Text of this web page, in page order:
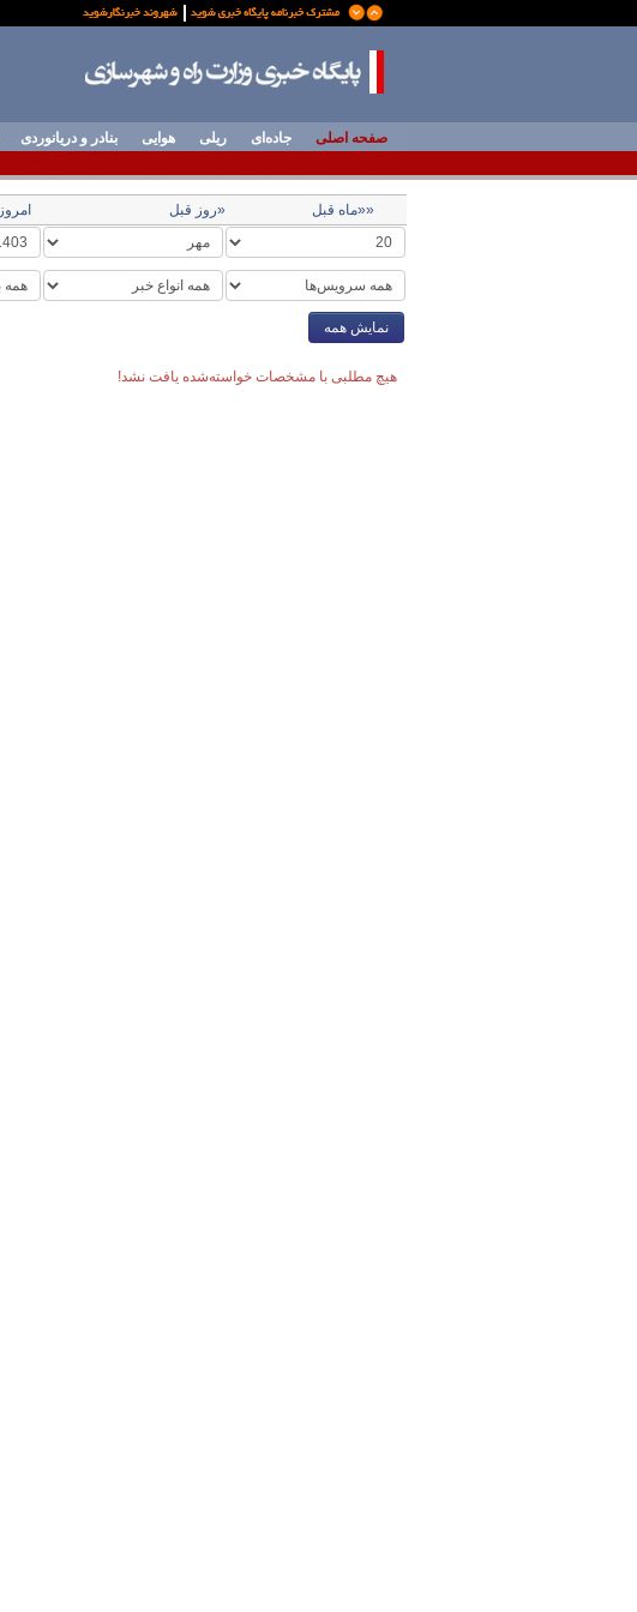
صفحه اصلی جاده‌ای ریلی هوایی بنادر و دریانوردی
««ماه قبل «روز قبل امروز
نمایش همه
هیچ مطلبی با مشخصات خواسته‌شده یافت نشد!